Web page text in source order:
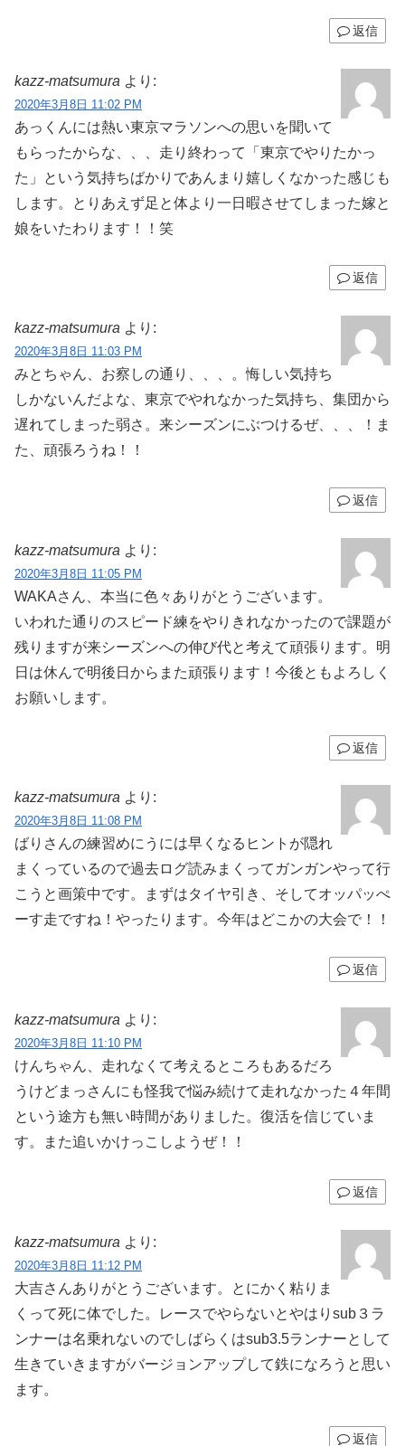
返信
kazz-matsumura より:
2020年3月8日 11:02 PM
あっくんには熱い東京マラソンへの思いを聞いて
もらったからな、、、走り終わって「東京でやりたかっ
た」という気持ちばかりであんまり嬉しくなかった感じも
します。とりあえず足と体より一日暇させてしまった嫁と
娘をいたわります！！笑
返信
kazz-matsumura より:
2020年3月8日 11:03 PM
みとちゃん、お察しの通り、、、。悔しい気持ち
しかないんだよな、東京でやれなかった気持ち、集団から
遅れてしまった弱さ。来シーズンにぶつけるぜ、、、！ま
た、頑張ろうね！！
返信
kazz-matsumura より:
2020年3月8日 11:05 PM
WAKAさん、本当に色々ありがとうございます。
いわれた通りのスピード練をやりきれなかったので課題が
残りますが来シーズンへの伸び代と考えて頑張ります。明
日は休んで明後日からまた頑張ります！今後ともよろしく
お願いします。
返信
kazz-matsumura より:
2020年3月8日 11:08 PM
ばりさんの練習めにうには早くなるヒントが隠れ
まくっているので過去ログ読みまくってガンガンやって行
こうと画策中です。まずはタイヤ引き、そしてオッパッぺ
ーす走ですね！やったります。今年はどこかの大会で！！
返信
kazz-matsumura より:
2020年3月8日 11:10 PM
けんちゃん、走れなくて考えるところもあるだろ
うけどまっさんにも怪我で悩み続けて走れなかった４年間
という途方も無い時間がありました。復活を信じていま
す。また追いかけっこしようぜ！！
返信
kazz-matsumura より:
2020年3月8日 11:12 PM
大吉さんありがとうございます。とにかく粘りま
くって死に体でした。レースでやらないとやはりsub３ラ
ンナーは名乗れないのでしばらくはsub3.5ランナーとして
生きていきますがバージョンアップして鉄になろうと思い
ます。
返信